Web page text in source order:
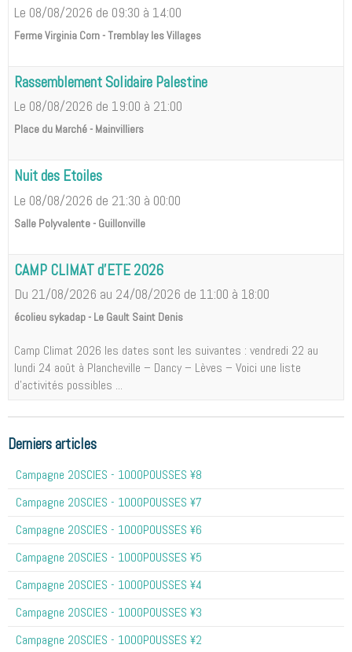
Le 08/08/2026 de 09:30 à 14:00
Ferme Virginia Corn - Tremblay les Villages
Rassemblement Solidaire Palestine
Le 08/08/2026 de 19:00 à 21:00
Place du Marché - Mainvilliers
Nuit des Etoiles
Le 08/08/2026 de 21:30 à 00:00
Salle Polyvalente - Guillonville
CAMP CLIMAT d'ETE 2026
Du 21/08/2026 au 24/08/2026 de 11:00 à 18:00
écolieu sykadap - Le Gault Saint Denis
Camp Climat 2026 les dates sont les suivantes : vendredi 22 au
lundi 24 août à Plancheville – Dancy – Lèves – Voici une liste
d'activités possibles ...
Derniers articles
Campagne 20SCIES - 1OOOPOUSSES ¥8
Campagne 20SCIES - 1OOOPOUSSES ¥7
Campagne 20SCIES - 1OOOPOUSSES ¥6
Campagne 20SCIES - 1OOOPOUSSES ¥5
Campagne 20SCIES - 1OOOPOUSSES ¥4
Campagne 20SCIES - 1OOOPOUSSES ¥3
Campagne 20SCIES - 1OOOPOUSSES ¥2